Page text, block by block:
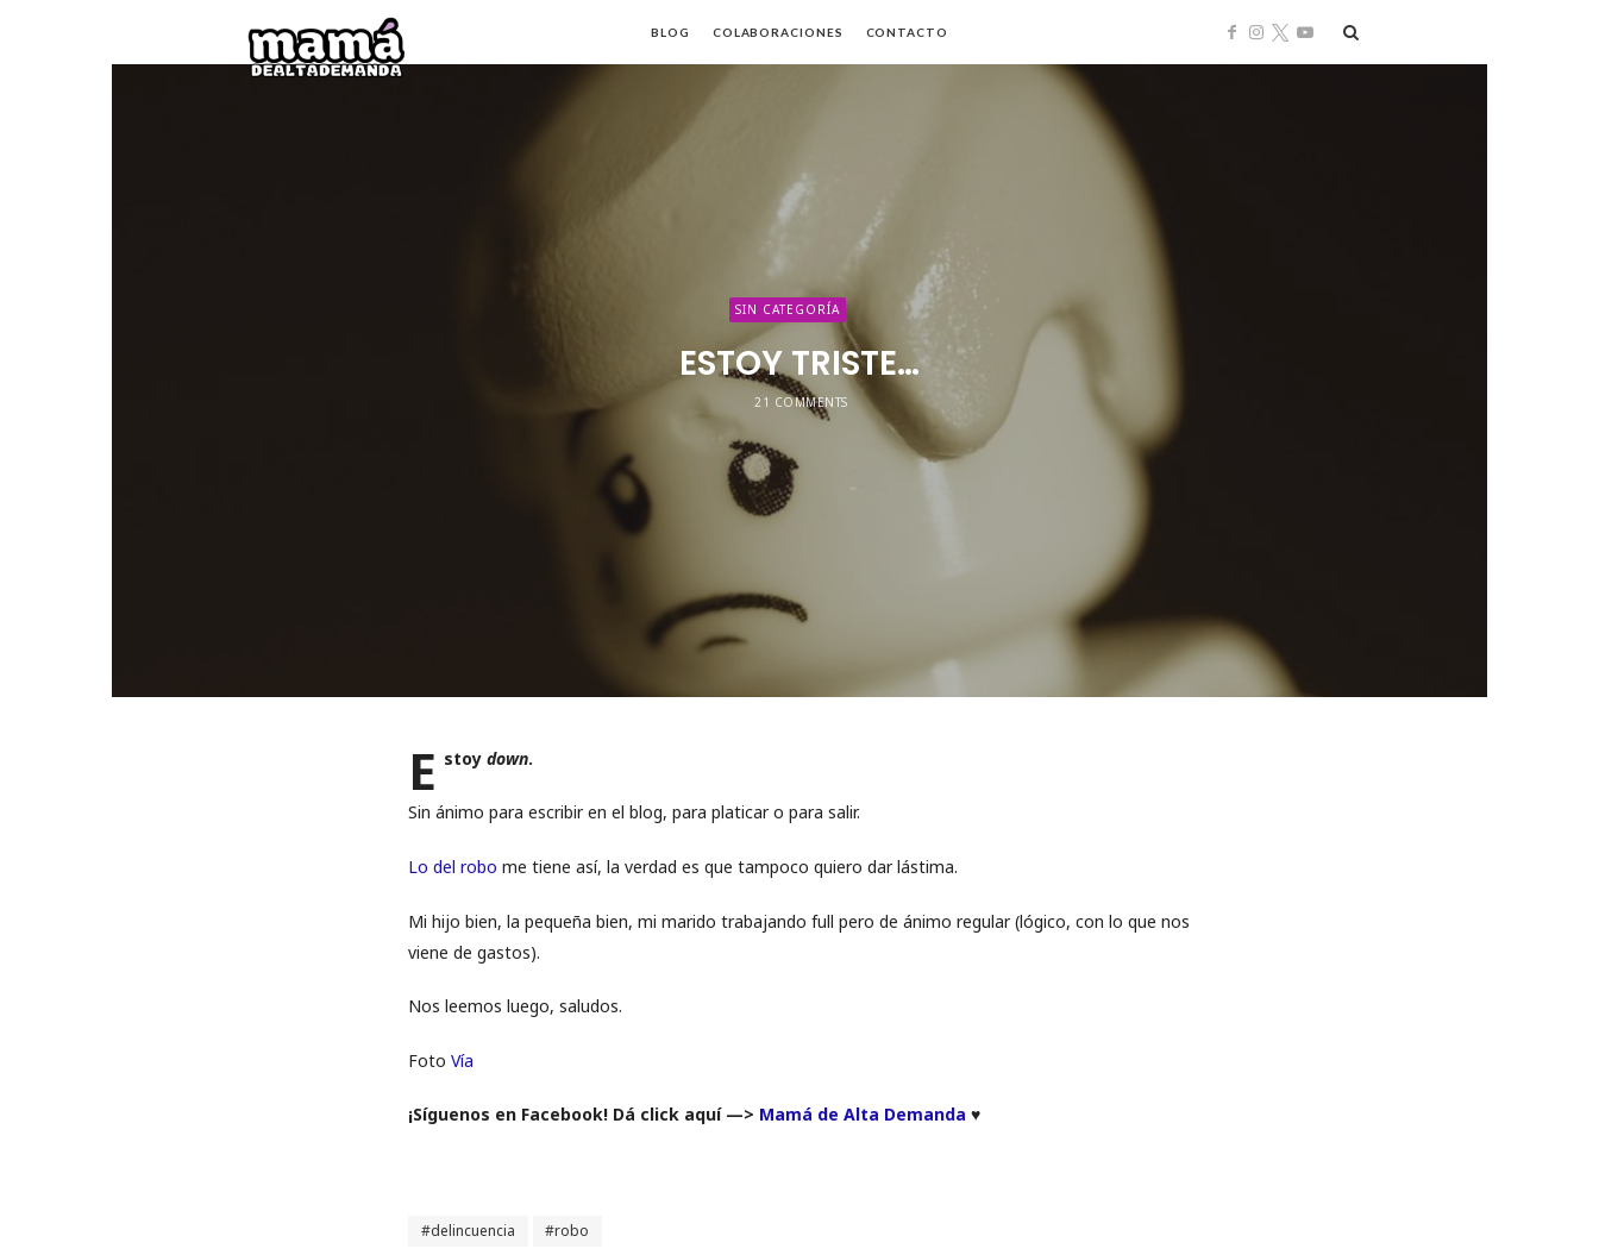
de
BLOG COLABORACIONES CONTACTO
SIN CATEGORÍA
ESTOY TRISTE…
21 COMMENTS
E stoy down.
Sin ánimo para escribir en el blog, para platicar o para salir.
Lo del robo me tiene así, la verdad es que tampoco quiero dar lástima.
Mi hijo bien, la pequeña bien, mi marido trabajando full pero de ánimo regular (lógico, con lo que nos
viene de gastos).
Nos leemos luego, saludos.
Foto Vía
¡Síguenos en Facebook! Dá click aquí —> Mamá de Alta Demanda ♥
delincuencia robo